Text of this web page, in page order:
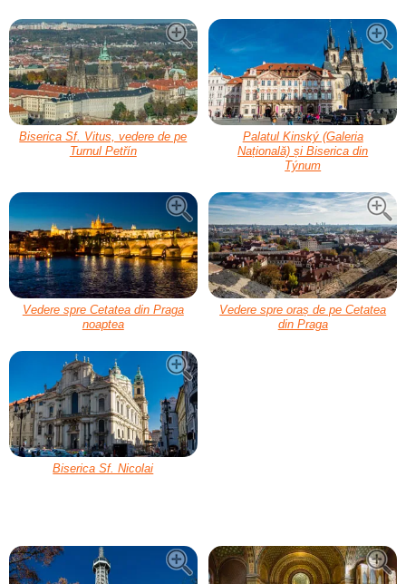
Biserica Sf. Vitus, vedere de pe
Turnul Petřín
Palatul Kinský (Galeria
Națională) și Biserica din
Týnum
Vedere spre Cetatea din Praga
noaptea
Vedere spre oraș de pe Cetatea
din Praga
Biserica Sf. Nicolai